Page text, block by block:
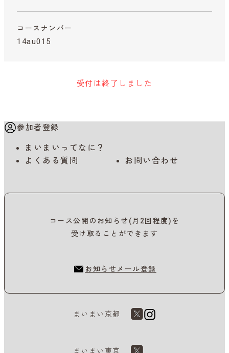
コースナンバー
14au015
受付は終了しました
参加者登録
まいまいってなに？
よくある質問
お問い合わせ
コース公開のお知らせ(月2回程度)を
受け取ることができます
お知らせメール登録
まいまい京都
まいまい東京